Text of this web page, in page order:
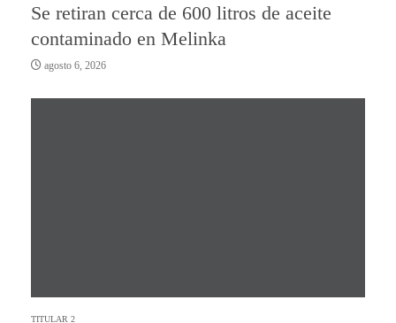
Se retiran cerca de 600 litros de aceite
contaminado en Melinka
agosto 6, 2026
TITULAR 2